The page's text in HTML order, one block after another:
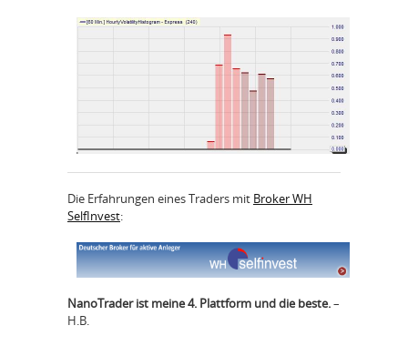
Die Erfahrungen eines Traders mit Broker WH
SelfInvest:
NanoTrader ist meine 4. Plattform und die beste.–
H.B.